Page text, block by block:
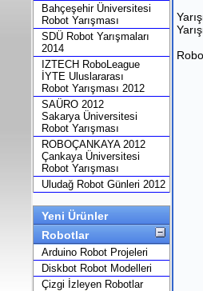
Bahçeşehir Üniversitesi
Robot Yarışması
SDÜ Robot Yarışmaları
2014
IZTECH RoboLeague
İYTE Uluslararası
Robot Yarışması 2012
SAÜRO 2012
Sakarya Üniversitesi
Robot Yarışması
ROBOÇANKAYA 2012
Çankaya Üniversitesi
Robot Yarışması
Uludağ Robot Günleri 2012
Yeni Ürünler
Robotlar
Arduino Robot Projeleri
Diskbot Robot Modelleri
Çizgi İzleyen Robotlar